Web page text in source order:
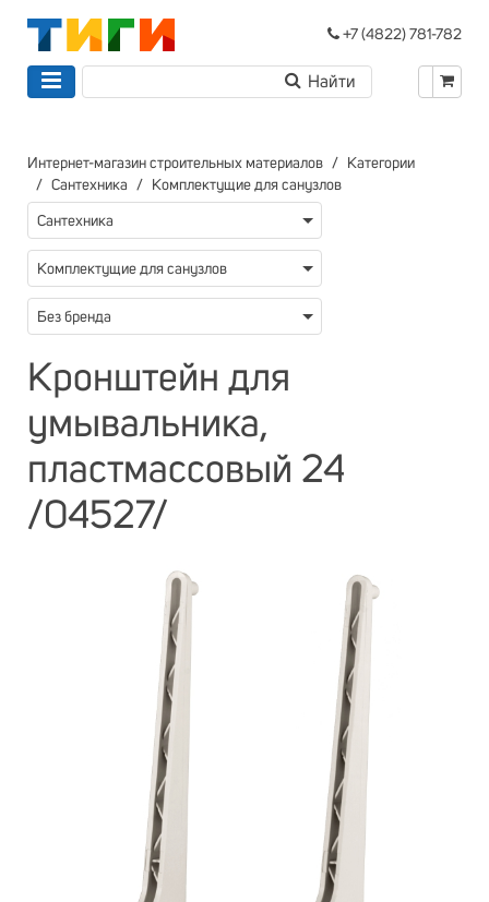
+7 (4822) 781-782
Интернет-магазин строительных материалов
Категории
Сантехника
Комплектущие для санузлов
Сантехника
Комплектущие для санузлов
Без бренда
Кронштейн для
умывальника,
пластмассовый 24
/04527/